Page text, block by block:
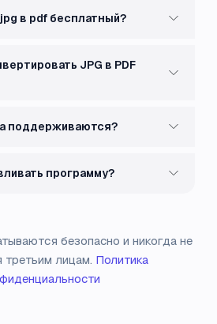
в pdf бесплатный?
JPG в PDF
поддерживаются?
программу?
безопасно и никогда не
лицам. Политика